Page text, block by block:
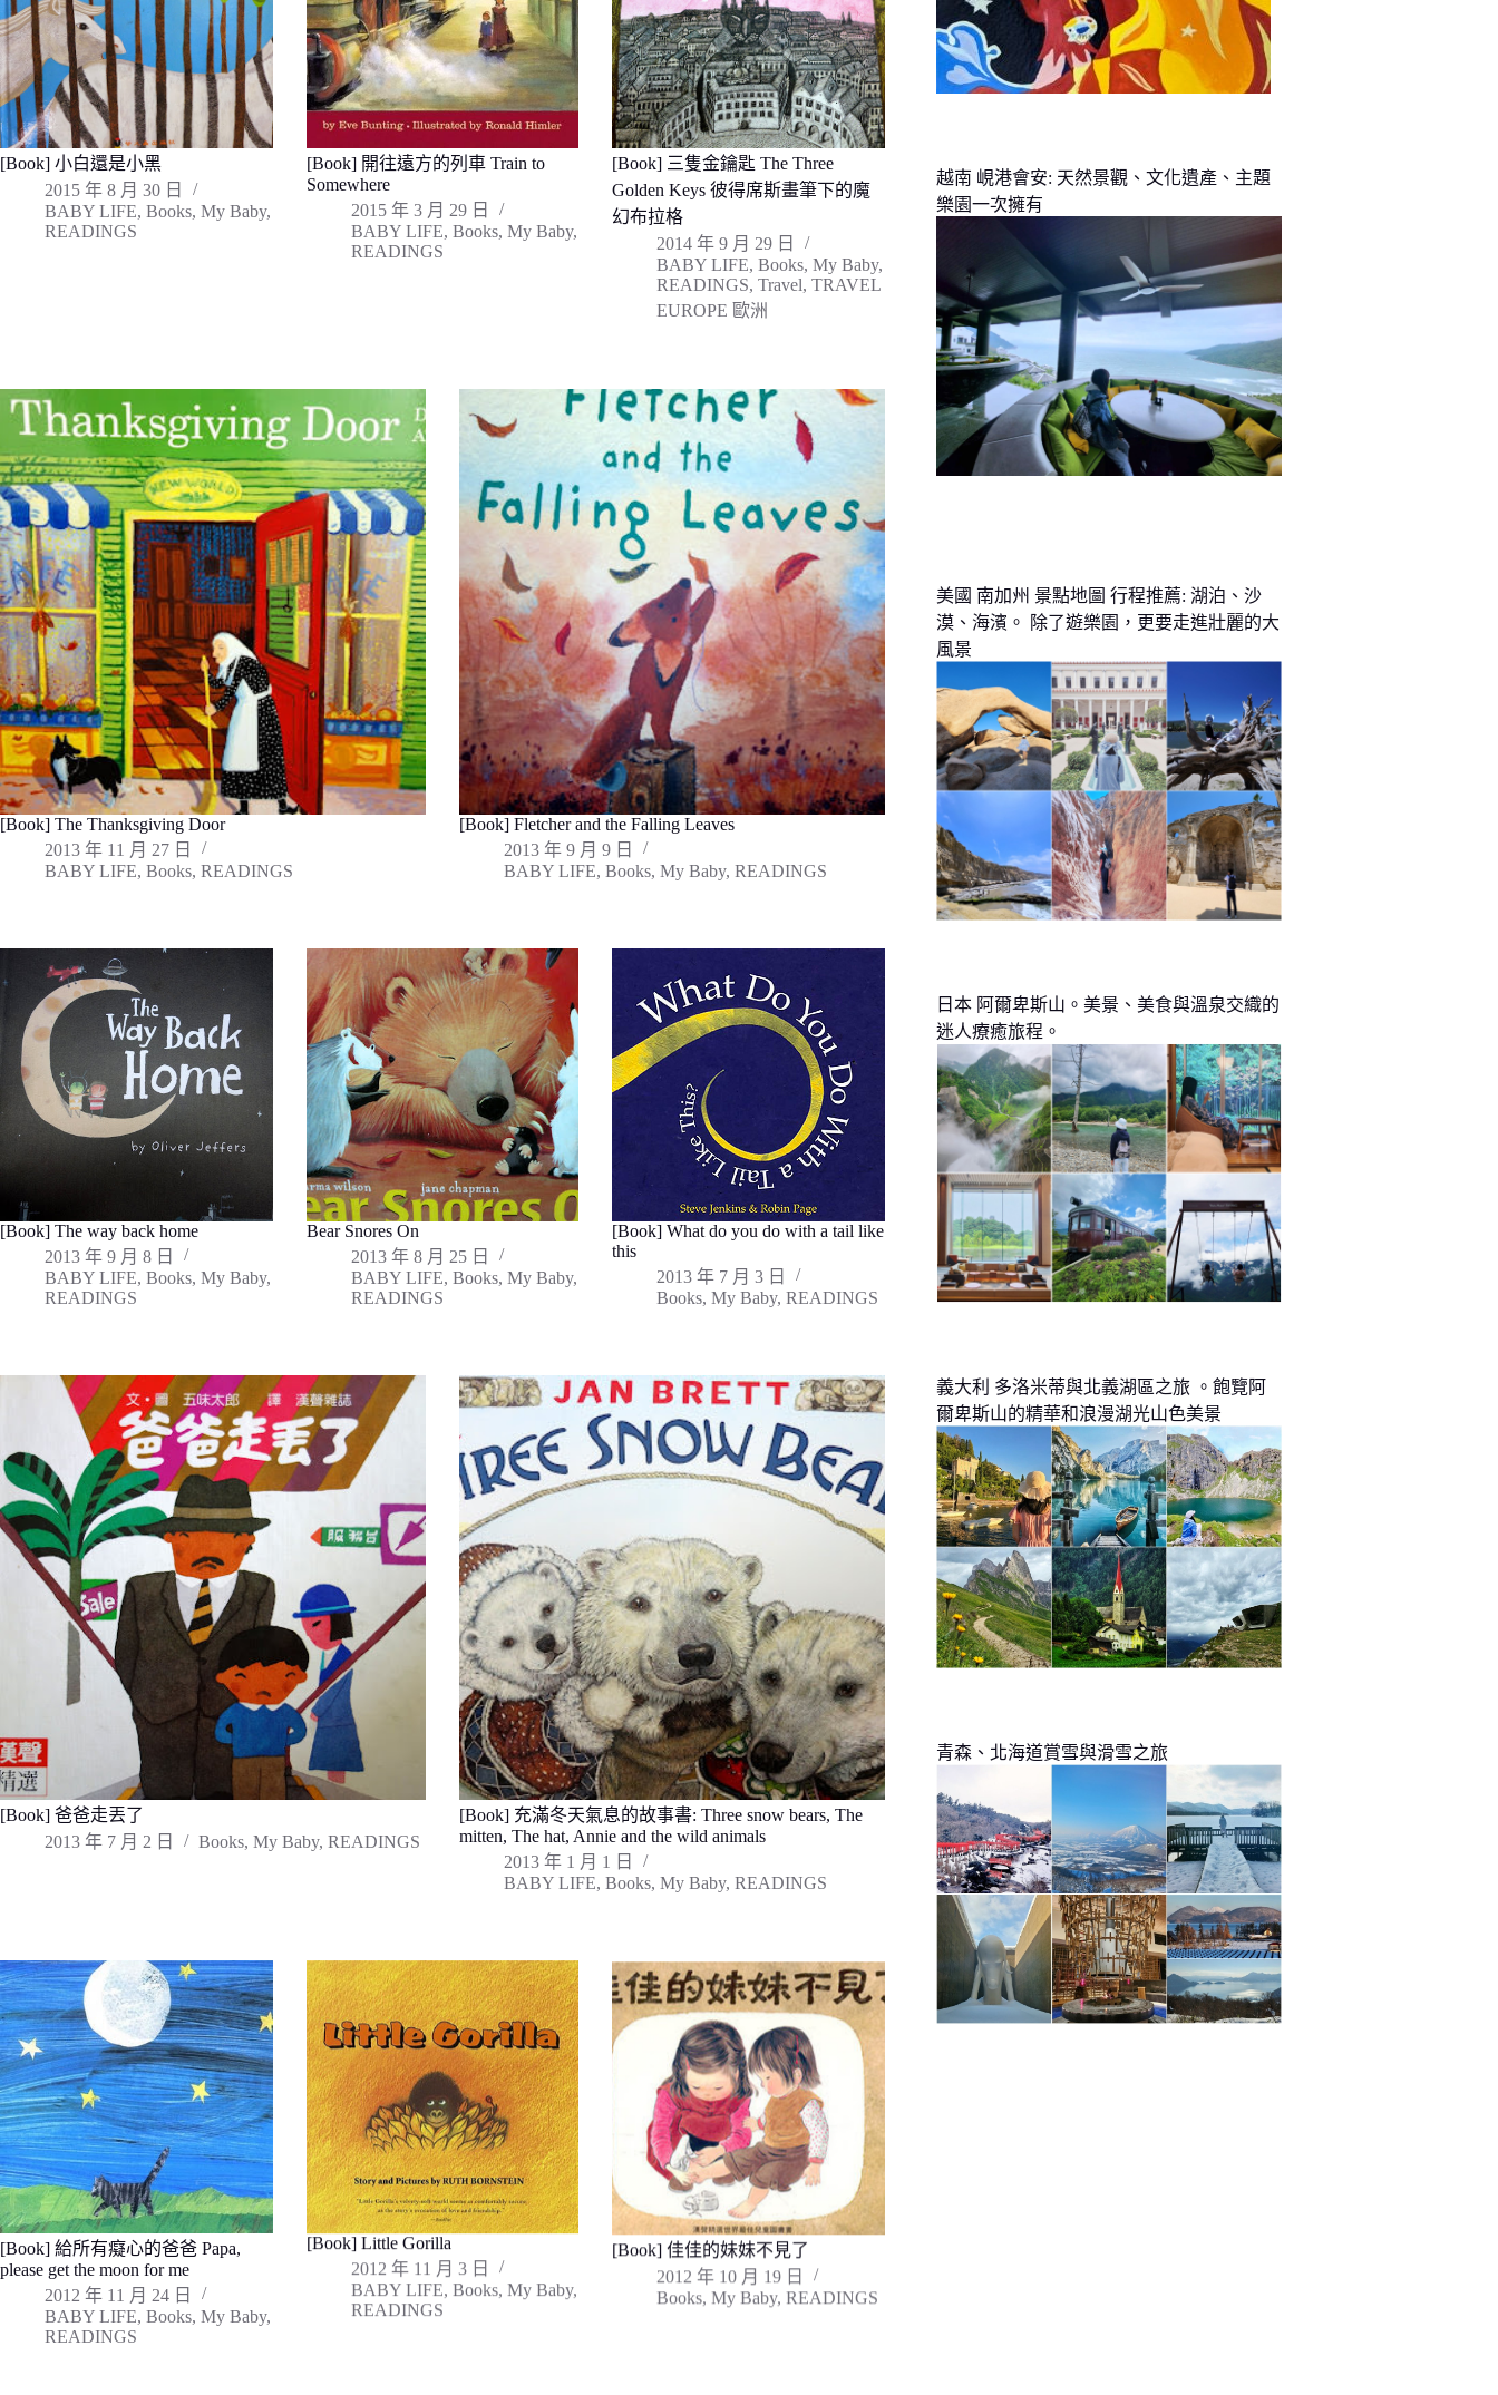
[Book] 小白還是小黑
2015 年 8 月 30 日
BABY LIFE, Books, My Baby,
READINGS
[Book] 開往遠方的列車 Train to
Somewhere
2015 年 3 月 29 日
BABY LIFE, Books, My Baby,
READINGS
[Book] 三隻金鑰匙 The Three
Golden Keys 彼得席斯畫筆下的魔
幻布拉格
2014 年 9 月 29 日
BABY LIFE, Books, My Baby,
READINGS, Travel, TRAVEL
EUROPE 歐洲
[Book] The Thanksgiving Door
2013 年 11 月 27 日
BABY LIFE, Books, READINGS
[Book] Fletcher and the Falling Leaves
2013 年 9 月 9 日
BABY LIFE, Books, My Baby, READINGS
[Book] The way back home
2013 年 9 月 8 日
BABY LIFE, Books, My Baby,
READINGS
Bear Snores On
2013 年 8 月 25 日
BABY LIFE, Books, My Baby,
READINGS
[Book] What do you do with a tail like
this
2013 年 7 月 3 日
Books, My Baby, READINGS
[Book] 爸爸走丟了
2013 年 7 月 2 日
Books, My Baby, READINGS
[Book] 充滿冬天氣息的故事書: Three snow bears, The
mitten, The hat, Annie and the wild animals
2013 年 1 月 1 日
BABY LIFE, Books, My Baby, READINGS
[Book] 給所有癡心的爸爸 Papa,
please get the moon for me
2012 年 11 月 24 日
BABY LIFE, Books, My Baby,
READINGS
[Book] Little Gorilla
2012 年 11 月 3 日
BABY LIFE, Books, My Baby,
READINGS
[Book] 佳佳的妹妹不見了
2012 年 10 月 19 日
Books My Baby, READINGS
越南 峴港會安: 天然景觀、文化遺產、主題
樂園一次擁有
美國 南加州 景點地圖 行程推薦: 湖泊、沙
漠、海濱。 除了遊樂園，更要走進壯麗的大
風景
日本 阿爾卑斯山。美景、美食與溫泉交織的
迷人療癒旅程。
義大利 多洛米蒂與北義湖區之旅 。飽覽阿
爾卑斯山的精華和浪漫湖光山色美景
青森、北海道賞雪與滑雪之旅